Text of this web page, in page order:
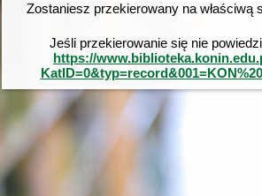
Zostaniesz przekierowany na właściwą
Jeśli przekierowanie się nie
https://